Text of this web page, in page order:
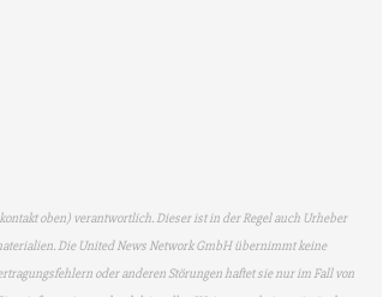
oben) verantwortlich. Dieser ist in der Regel auch Urheber
Die United News Network GmbH übernimmt keine
oder anderen Störungen haftet sie nur im Fall von